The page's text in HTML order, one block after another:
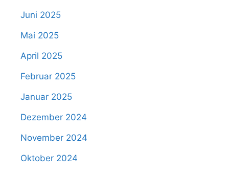
Juni 2025
Mai 2025
April 2025
Februar 2025
Januar 2025
Dezember 2024
November 2024
Oktober 2024